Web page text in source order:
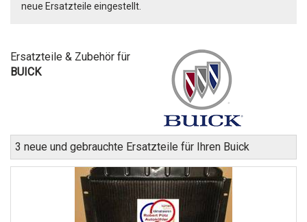
neue Ersatzteile eingestellt.
Ersatzteile & Zubehör für
BUICK
3 neue und gebrauchte Ersatzteile für Ihren Buick